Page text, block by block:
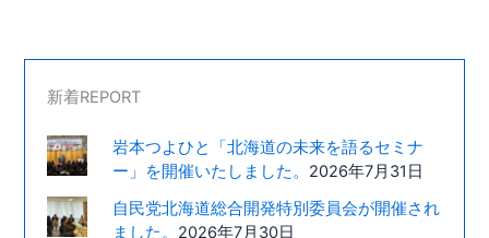
新着REPORT
岩本つよひと「北海道の未来を語るセミナ
ー」を開催いたしました。 2026年7月31日
自民党北海道総合開発特別委員会が開催され
ました。 2026年7月30日